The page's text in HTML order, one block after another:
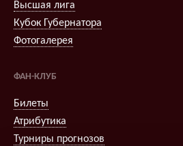
Высшая лига
Кубок Губернатора
Фотогалерея
ФАН-КЛУБ
Билеты
Атрибутика
Турниры прогнозов